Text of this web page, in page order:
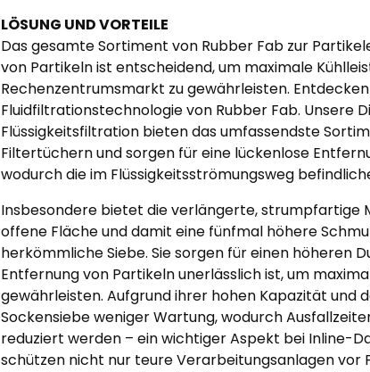
LÖSUNG UND VORTEILE
Das gesamte Sortiment von Rubber Fab zur
von Partikeln ist entscheidend, um maximale
Rechenzentrumsmarkt zu gewährleisten.
Fluidfiltrationstechnologie von Rubber Fab. Unsere
Flüssigkeitsfiltration bieten das umfassendste
Filtertüchern und sorgen für eine lückenlose
wodurch die im Flüssigkeitsströmungsweg
Insbesondere bietet die verlängerte, strumpfartige
offene Fläche und damit eine fünfmal höhere
herkömmliche Siebe. Sie sorgen für einen höheren
Entfernung von Partikeln unerlässlich ist, um
gewährleisten. Aufgrund ihrer hohen Kapazität
Sockensiebe weniger Wartung, wodurch
reduziert werden – ein wichtiger Aspekt bei Inline-
schützen nicht nur teure Verarbeitungsanlagen